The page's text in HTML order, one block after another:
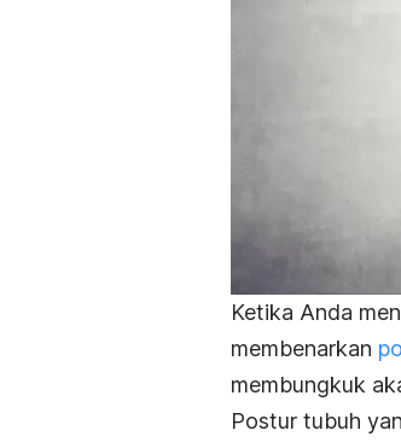
Ketika Anda
membenarkan
membungkuk
Postur tubuh